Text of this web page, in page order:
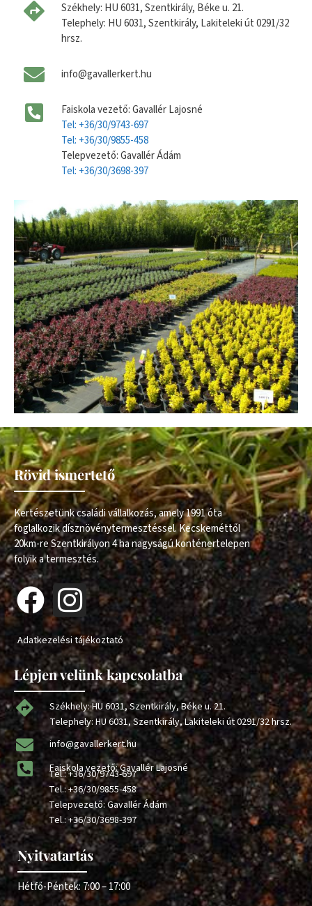
Székhely: HU 6031, Szentkirály, Béke u. 21.
Telephely: HU 6031, Szentkirály, Lakiteleki út 0291/32
hrsz.
info@gavallerkert.hu
Faiskola vezető: Gavallér Lajosné
Tel: +36/30/9743-697
Tel: +36/30/9855-458
Telepvezető: Gavallér Ádám
Tel: +36/30/3698-397
Rövid ismertető
Kertészetünk családi vállalkozás, amely 1991 óta
foglalkozik dísznövénytermesztéssel. Kecskeméttől
20km-re Szentkirályon 4 ha nagyságú konténertelepen
folyik a termesztés.
Adatkezelési tájékoztató
Lépjen velünk kapcsolatba
Székhely: HU 6031, Szentkirály, Béke u. 21.
Telephely: HU 6031, Szentkirály, Lakiteleki út 0291/32 hrsz.
info@gavallerkert.hu
Faiskola vezető: Gavallér Lajosné
Tel.:+36/30/9743-697
Tel.:+36/30/9855-458
Telepvezető: Gavallér Ádám
Tel.:+36/30/3698-397
Nyitvatartás
Hétfő-Péntek: 7:00 – 17:00